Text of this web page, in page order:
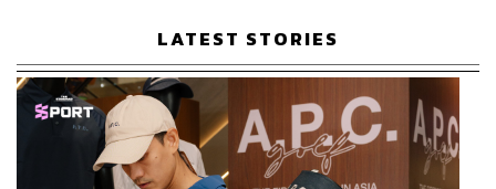
LATEST STORIES